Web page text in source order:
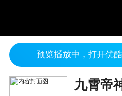
预览播放中，打开优